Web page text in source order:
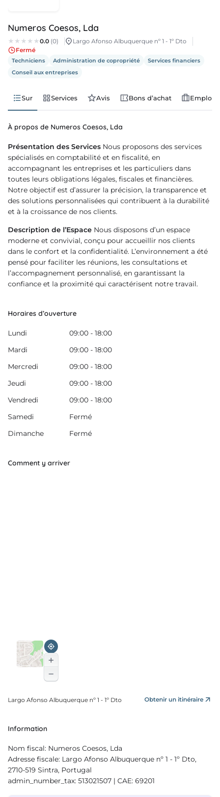
Numeros Coesos, Lda
0.0 (0)
Largo Afonso Albuquerque nº 1 - 1º Dto
Fermé
Techniciens Administration de copropriété
Services financiers
Conseil aux entreprises
Sur Services Avis Bons d’achat Emplois
À propos de Numeros Coesos, Lda
Présentation des Services Nous proposons des services
spécialisés en comptabilité et en fiscalité, en
accompagnant les entreprises et les particuliers dans
toutes leurs obligations légales, fiscales et financières.
Notre objectif est d’assurer la précision, la transparence et
des solutions personnalisées qui contribuent à la durabilité
et à la croissance de nos clients.
Description de l’Espace Nous disposons d’un espace
moderne et convivial, conçu pour accueillir nos clients
dans le confort et la confidentialité. L’environnement a été
pensé pour faciliter les réunions, les consultations et
l’accompagnement personnalisé, en garantissant la
confiance et la proximité qui caractérisent notre travail.
Horaires d’ouverture
Lundi
09:00 - 18:00
Mardi
09:00 - 18:00
Mercredi
09:00 - 18:00
Jeudi
09:00 - 18:00
Vendredi
09:00 - 18:00
Samedi
Fermé
Dimanche
Fermé
Comment y arriver
Largo Afonso Albuquerque nº 1 - 1º Dto Obtenir un itinéraire
Information
Nom fiscal: Numeros Coesos, Lda
Adresse fiscale: Largo Afonso Albuquerque nº 1 - 1º Dto,
2710-519 Sintra, Portugal
admin_number_tax: 513021507 | CAE: 69201